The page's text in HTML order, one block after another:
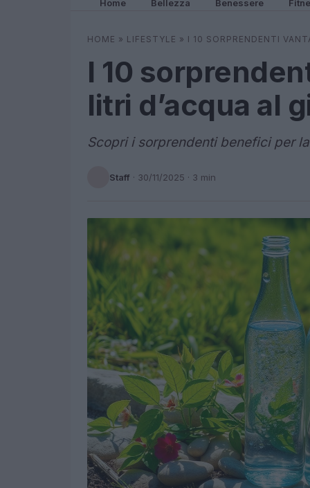
Home Bellezza Benessere
HOME » LIFESTYLE » I 10 SORPRENDENTI
I 10
litri d’acqua al
Scopri i sorprendenti benefici per
Staff · 30/11/2025 · 3 min